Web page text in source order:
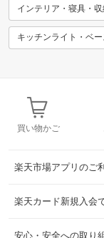
インテリア・寝具・
キッチンライト・ベー
買い物かご
楽天市場アプリのご
楽天カード新規入会
安心・安全への取り